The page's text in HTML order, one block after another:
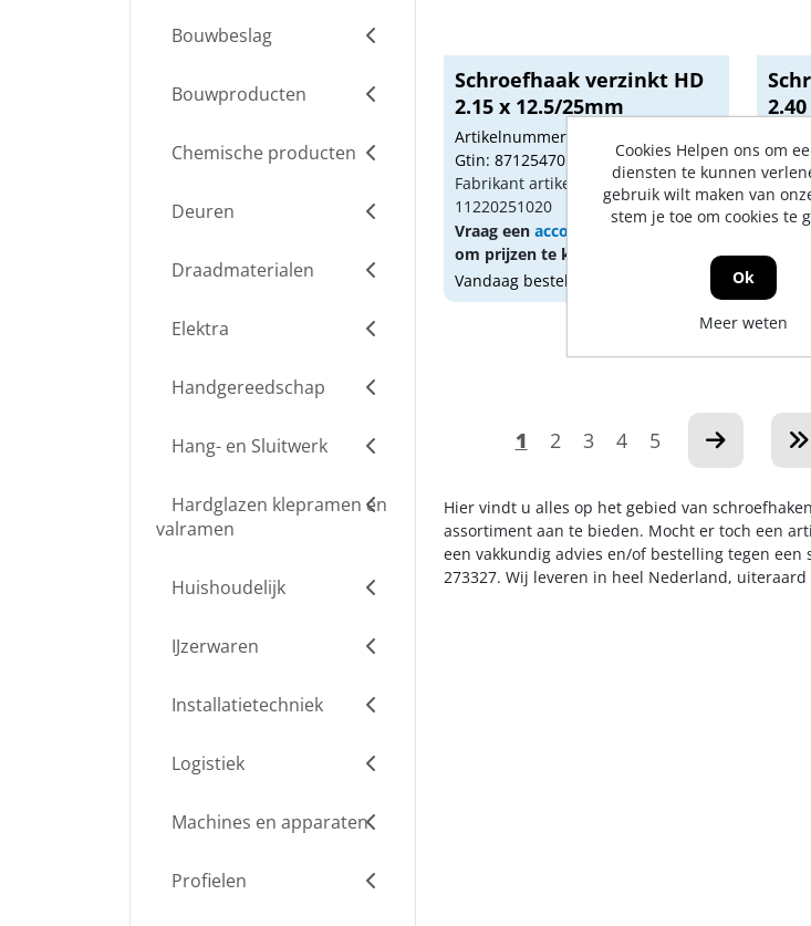
Bouwbeslag
Bouwproducten
Chemische producten
Deuren
Draadmaterialen
Elektra
Handgereedschap
Hang- en Sluitwerk
Hardglazen klepramen en
valramen
Huishoudelijk
IJzerwaren
Installatietechniek
Logistiek
Machines en apparaten
Profielen
Schroefhaak verzinkt HD
2.15 x 12.5/25mm
Artikelnummer: 1010603
Gtin: 8712547017404
Fabrikant artikel nummer:
11220251020
Vraag een account aan oflog in
om prijzen te kunnen zien.
Vandaag besteld, morgen geleverd
Gtin:
om
1 2 3 4 5
Hier vindt u alles op het gebied van
assortiment aan te bieden. Mocht er toch een
een vakkundig advies en/of bestelling tegen
273327. Wij leveren in heel Nederland,
Cookies Helpen ons om
diensten te kunnen
gebruik wilt maken van
stem je toe om cookies te
Ok
Meer weten